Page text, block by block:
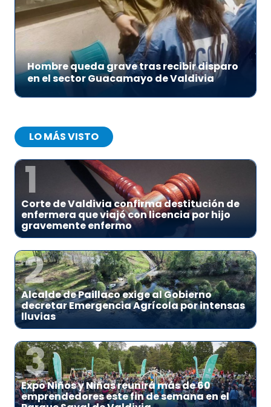
Hombre queda grave tras recibir disparo
en el sector Guacamayo de Valdivia
LO MÁS VISTO
1
Corte de Valdivia confirma destitución de
enfermera que viajó con licencia por hijo
gravemente enfermo
2
Alcalde de Paillaco exige al Gobierno
decretar Emergencia Agrícola por intensas
lluvias
3
Expo Niños y Niñas reunirá más de 60
emprendedores este fin de semana en el